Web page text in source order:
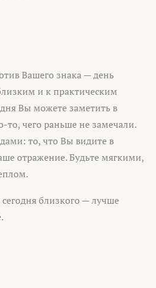
Вашего знака — день
и к практическим
Вы можете заметить в
то, чего раньше не замечали.
то, что Вы видите в
отражение. Будьте мягкими,
сегодня близкого — лучше